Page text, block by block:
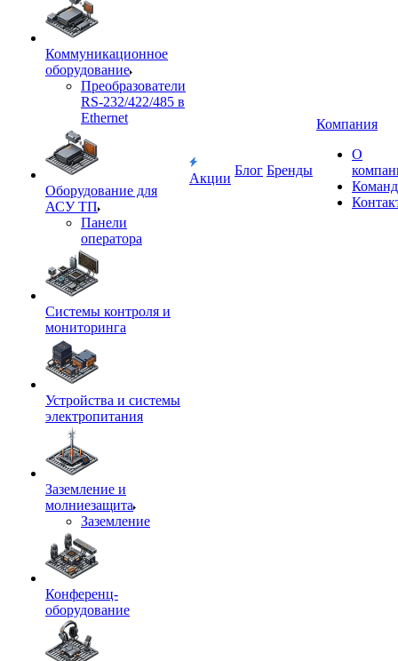
Коммуникационное
оборудование
Преобразователи
RS-232/422/485 в
Ethernet
Оборудование для
АСУ ТП
Панели
оператора
Системы контроля и
мониторинга
Устройства и системы
электропитания
Заземление и
молниезащита
Заземление
Конференц-
оборудование
Акции
Блог Бренды
Компания
О